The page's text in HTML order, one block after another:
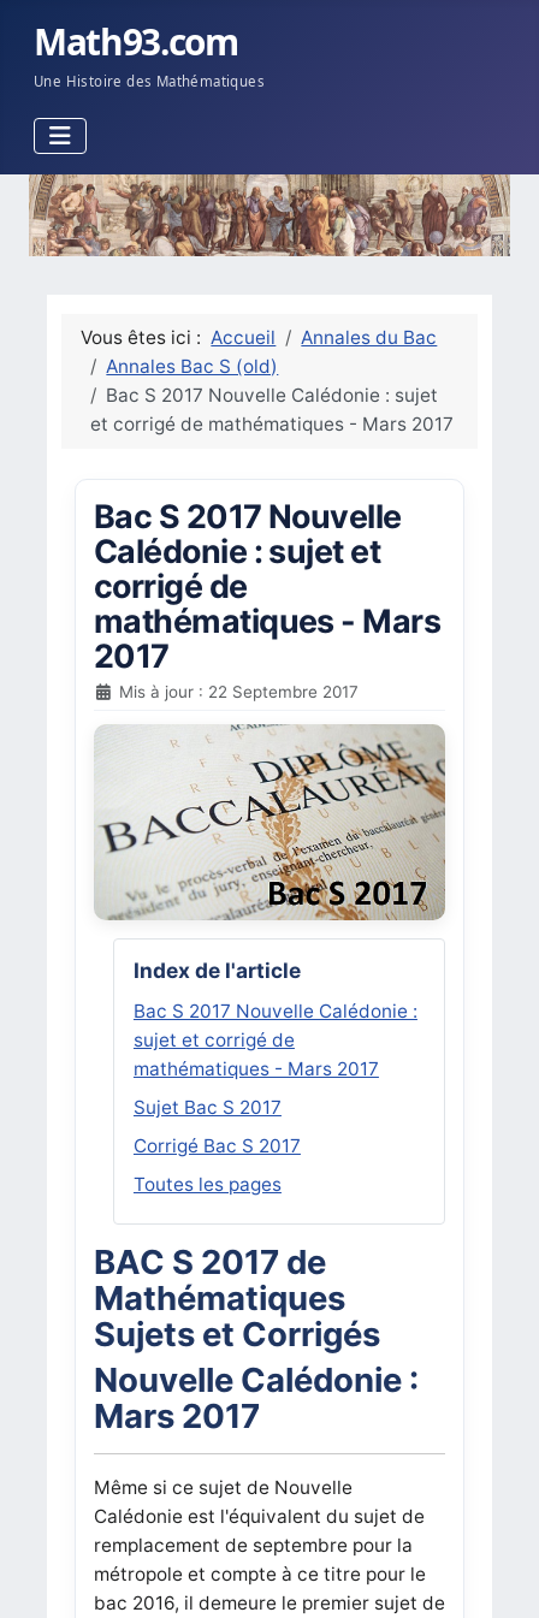
Math93.com
Une Histoire des Mathématiques
Vous êtes ici : Accueil
Annales du Bac
Annales Bac S (old)
Bac S 2017 Nouvelle Calédonie : sujet
et corrigé de mathématiques - Mars 2017
Bac S 2017 Nouvelle
Calédonie : sujet et
corrigé de
mathématiques - Mars
2017
Mis à jour : 22 Septembre 2017
Index de l'article
Bac S 2017 Nouvelle Calédonie :
sujet et corrigé de
mathématiques - Mars 2017
Sujet Bac S 2017
Corrigé Bac S 2017
Toutes les pages
BAC S 2017 de
Mathématiques
Sujets et Corrigés
Nouvelle Calédonie :
Mars 2017
Même si ce sujet de Nouvelle
Calédonie est l'équivalent du sujet de
remplacement de septembre pour la
métropole et compte à ce titre pour le
bac 2016, il demeure le premier sujet de